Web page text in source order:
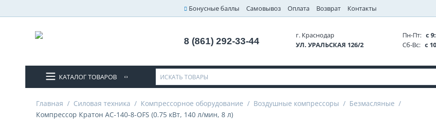
Бонусные баллы Самовывоз Оплата Возврат Контакты
8 (861) 292-33-44
г. Краснодар
УЛ. УРАЛЬСКАЯ 126/2
Пн-Пт: с
Сб-Вс: с
КАТАЛОГ ТОВАРОВ
Главная / Силовая техника / Компрессорное оборудование / Воздушные компрессоры / Безмасляные /
Компрессор Кратон AC-140-8-OFS (0.75 кВт, 140 л/мин, 8 л)